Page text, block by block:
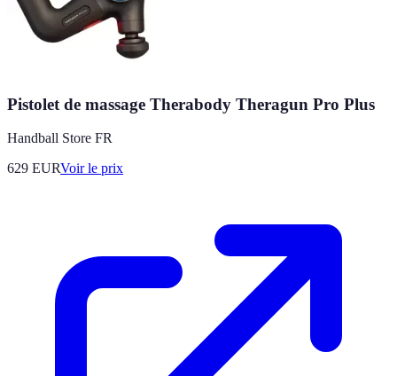
Pistolet de massage Therabody Theragun Pro Plus
Handball Store FR
629 EURVoir le prix